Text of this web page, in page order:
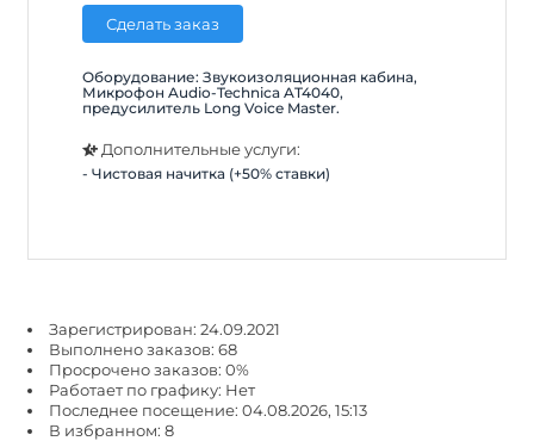
Сделать заказ
Оборудование: Звукоизоляционная кабина,
Микрофон Audio-Technica AT4040,
предусилитель Long Voice Master.
Дополнительные услуги:
- Чистовая начитка (+50% ставки)
Зарегистрирован: 24.09.2021
Выполнено заказов: 68
Просрочено заказов: 0%
Работает по графику: Нет
Последнее посещение: 04.08.2026, 15:13
В избранном: 8